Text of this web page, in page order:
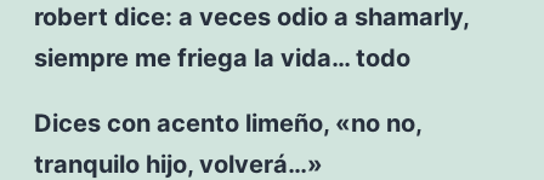
robert dice: a veces odio a shamarly,
siempre me friega la vida… todo
Dices con acento limeño, «no no,
tranquilo hijo, volverá…»